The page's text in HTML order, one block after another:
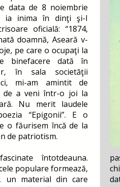
data de 8 noiembrie
ia inima în dinţi şi-I
oficială: “1874,
doamnă, Aseară v-
pe care o ocupaţi la
binefacere dată în
în sala societăţii
mi-am amintit de
de a veni într-o joi la
Nu merit laudele
“Epigonii”. E o
o făurisem încă de la
de patriotism.
întotdeauna.
populare formează,
un material din care